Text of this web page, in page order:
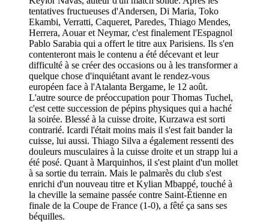
tentatives fructueuses d'Andersen, Di Maria, Toko
Ekambi, Verratti, Caqueret, Paredes, Thiago Mendes,
Herrera, Aouar et Neymar, c'est finalement l'Espagnol
Pablo Sarabia qui a offert le titre aux Parisiens. Ils s'en
contenteront mais le contenu a été décevant et leur
difficulté à se créer des occasions ou à les transformer a
quelque chose d'inquiétant avant le rendez-vous
européen face à l'Atalanta Bergame, le 12 août.
L'autre source de préoccupation pour Thomas Tuchel,
c'est cette succession de pépins physiques qui a haché
la soirée. Blessé à la cuisse droite, Kurzawa est sorti
contrarié. Icardi l'était moins mais il s'est fait bander la
cuisse, lui aussi. Thiago Silva a également ressenti des
douleurs musculaires à la cuisse droite et un strapp lui a
été posé. Quant à Marquinhos, il s'est plaint d'un mollet
à sa sortie du terrain. Mais le palmarès du club s'est
enrichi d'un nouveau titre et Kylian Mbappé, touché à
la cheville la semaine passée contre Saint-Étienne en
finale de la Coupe de France (1-0), a fêté ça sans ses
béquilles.